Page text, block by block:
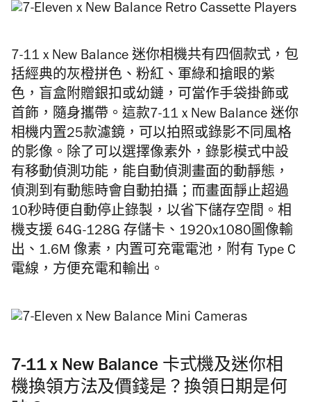
7-11 x New Balance 迷你相機共有四個款式，包
括經典的灰橙拼色、粉紅、軍綠和搶眼的紫
色，盲盒附贈銀扣或幼鏈，可當作手袋掛飾或
首飾，隨身攜帶。這款7-11 x New Balance 迷你
相機内置25款濾鏡，可以拍照或錄影不同風格
的影像。除了可以選擇像素外，錄影模式中設
有移動偵測功能，能自動偵測畫面的動靜態，
偵測到有動態時會自動拍攝；而畫面靜止超過
10秒時便自動停止錄製，以省下儲存空間。相
機支援 64G-128G 存儲卡、1920x1080圖像輸
出、1.6M 像素，内置可充電電池，附有 Type C
電線，方便充電和輸出。
7-11 x New Balance 卡式機及迷你相
機換領方法及價錢是？換領日期是何